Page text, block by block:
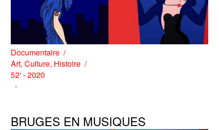
Documentaire
Art,Culture, Histoire
52' - 2020
BRUGES EN MUSIQUES